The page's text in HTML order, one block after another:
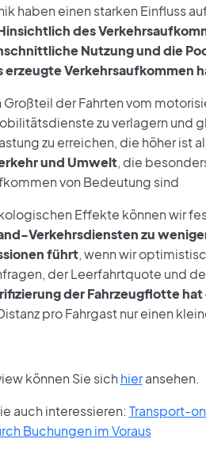
haben einen starken Einfluss
des
Nutzung und die
erzeugte Verkehrsaufkommen
der Fahrten vom
zu verlagern und
zu erreichen, die höher ist
und Umwelt, die
von Bedeutung sind
Effekte können wir
Verkehrsdiensten zu
führt, wenn wir
der Leerfahrtquote und
der Fahrzeugflotte
pro Fahrgast nur einen
können Sie sich hieransehen.
auch interessieren: Transport-
Buchungen im Voraus